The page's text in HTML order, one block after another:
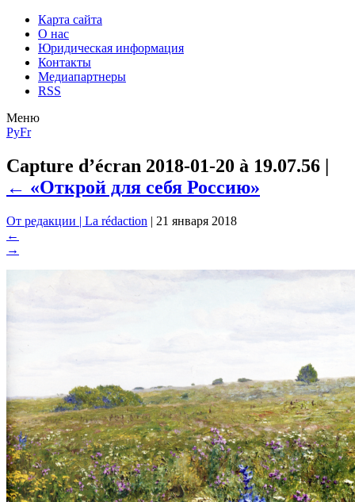
Карта сайта
О нас
Юридическая информация
Контакты
Медиапартнеры
RSS
Меню
РуFr
Capture d’écran 2018-01-20 à 19.07.56 |
← «Открой для себя Россию»
От редакции | La rédaction | 21 января 2018
←
→